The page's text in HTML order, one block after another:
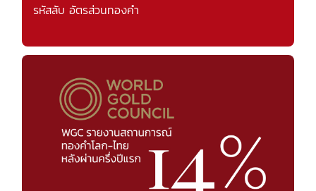
รหัสลับ อัตรส่วนทองคำ